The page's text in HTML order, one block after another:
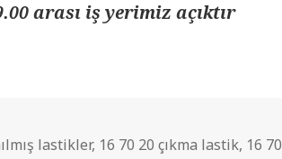
arası iş yerimiz açıktır
lastikler, 16 70 20 çıkma lastik, 16 70